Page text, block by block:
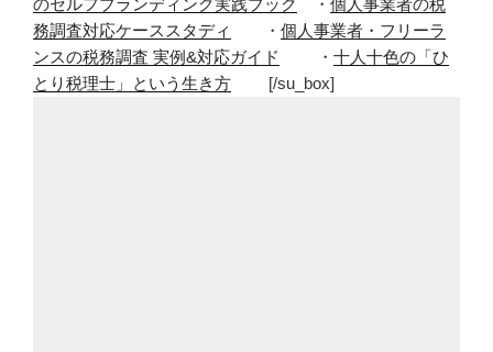
務調査対応ケーススタディ
・ 個人事業者・フリーラ
ンスの税務調査 実例&対応ガイド
・ 十人十色の「ひ
とり税理士」という生き方 [/su_box]